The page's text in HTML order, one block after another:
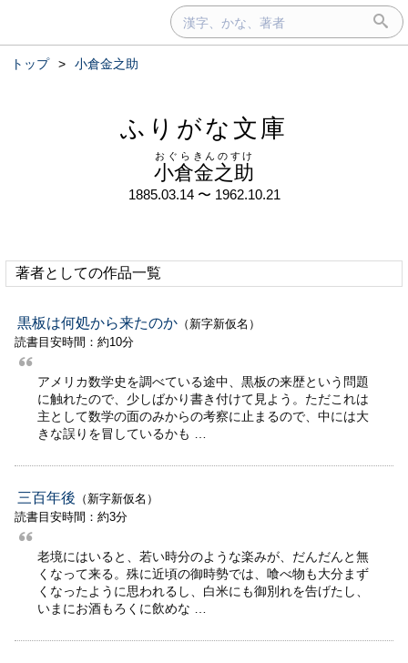
トップ > 小倉金之助
ふりがな文庫
小倉金之助
おぐらきんのすけ
1885.03.14 〜 1962.10.21
著者としての作品一覧
黒板は何処から来たのか （新字新仮名）
読書目安時間：約10分
アメリカ数学史を調べている途中、黒板の来歴という問題
に触れたので、少しばかり書き付けて見よう。ただこれは
主として数学の面のみからの考察に止まるので、中には大
きな誤りを冒しているかも …
三百年後 （新字新仮名）
読書目安時間：約3分
老境にはいると、若い時分のような楽みが、だんだんと無
くなって来る。殊に近頃の御時勢では、喰べ物も大分まず
くなったように思われるし、白米にも御別れを告げたし、
いまにお酒もろくに飲めな …